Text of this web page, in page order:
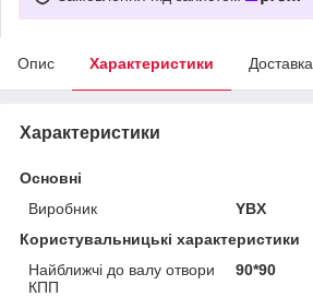
Опис Характеристики Доставка
Характеристики
Основні
Виробник
YBX
Користувальницькі характеристики
Найближчі до валу отвори
КПП
90*90